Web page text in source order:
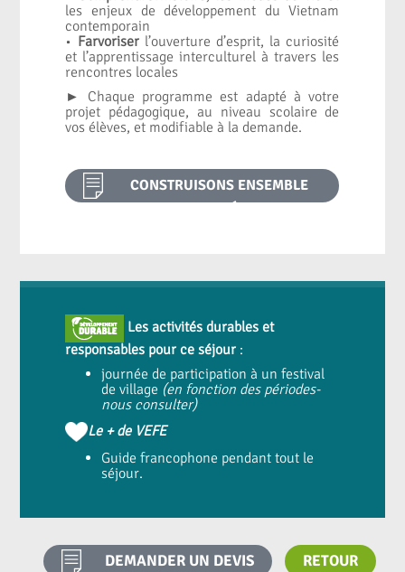
les enjeux de développement du Vietnam
contemporain
• Farvoriser l’ouverture d’esprit, la curiosité
et l’apprentissage interculturel à travers les
rencontres locales
► Chaque programme est adapté à votre
projet pédagogique, au niveau scolaire de
vos élèves, et modifiable à la demande.
CONSTRUISONS ENSEMBLE
Les activités durables et
responsables pour ce séjour :
journée de participation à un festival
de village (en fonction des périodes-
nous consulter)
Le + de VEFE
Guide francophone pendant tout le
séjour.
DEMANDER UN DEVIS RETOUR